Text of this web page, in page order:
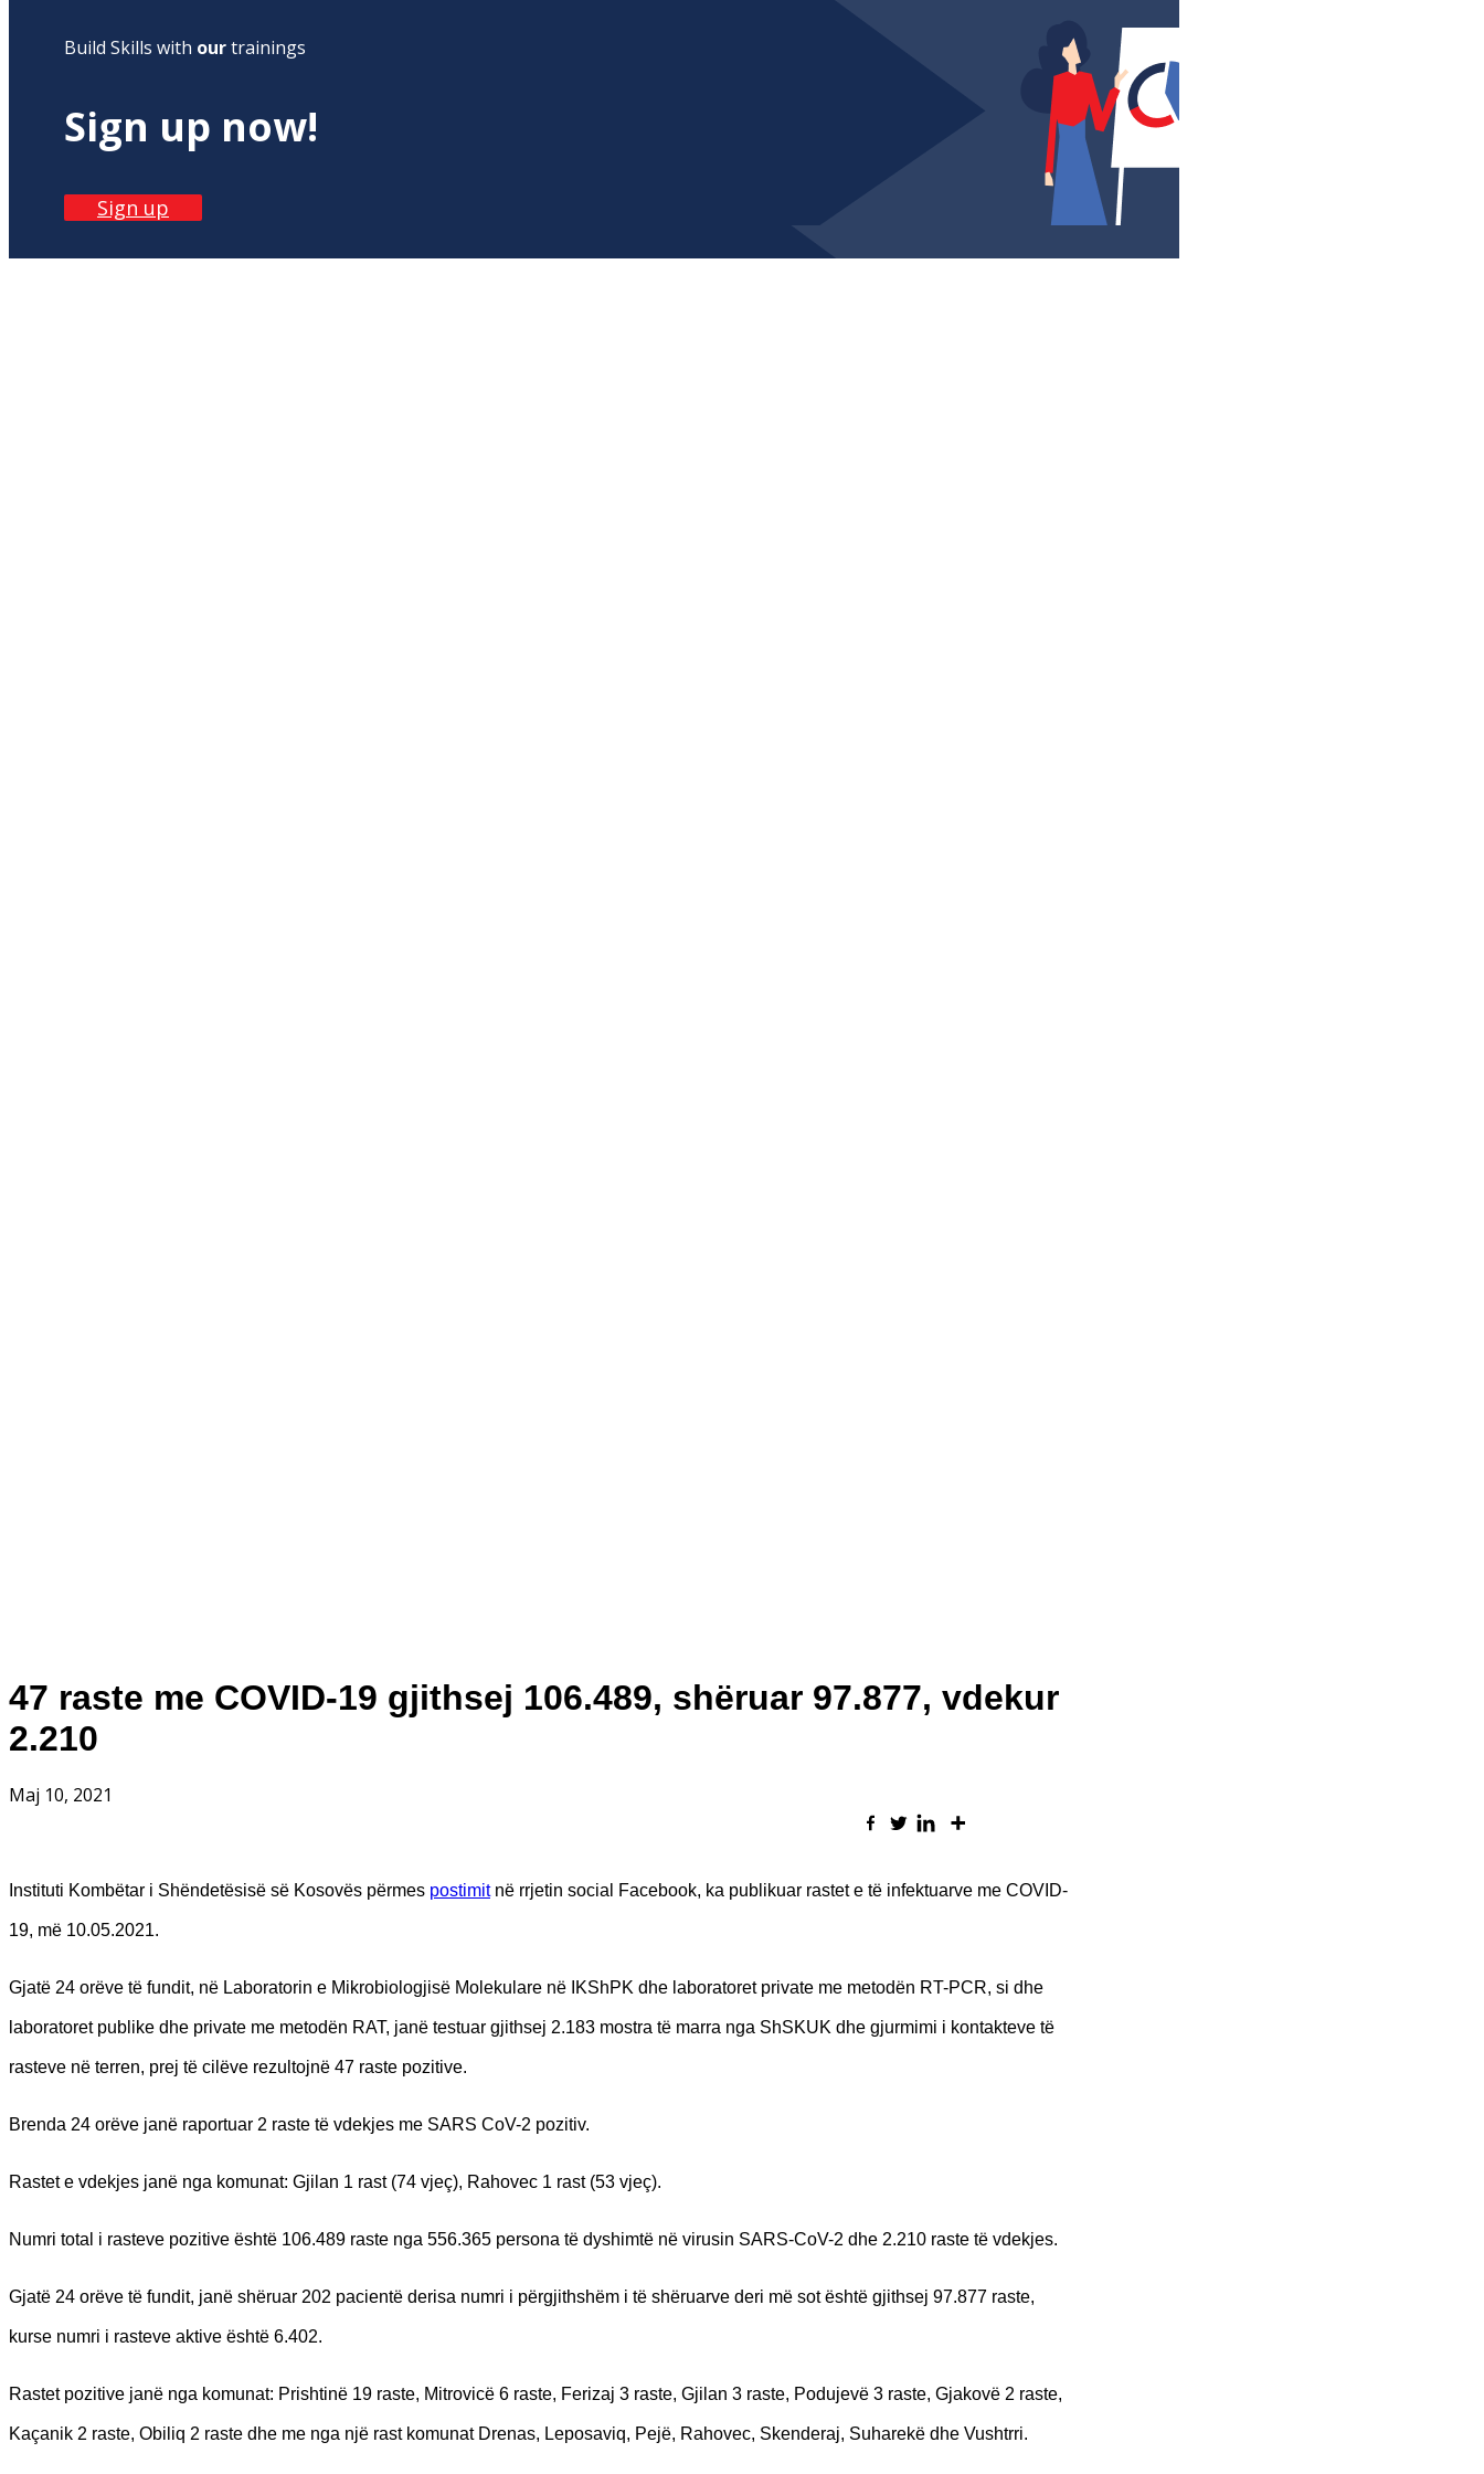
Build Skills with ourtrainings
Sign up now!
Sign up
47 raste me COVID-19 gjithsej 106.489, shëruar 97.877, vdekur
2.210
Maj 10, 2021
Instituti Kombëtar i Shëndetësisë së Kosovës përmes postimitnë rrjetin social Facebook, ka publikuar rastet e të infektuarve me COVID-
19, më 10.05.2021.
Gjatë 24 orëve të fundit, në Laboratorin e Mikrobiologjisë Molekulare në IKShPK dhe laboratoret private me metodën RT-PCR, si dhe
laboratoret publike dhe private me metodën RAT, janë testuar gjithsej 2.183 mostra të marra nga ShSKUK dhe gjurmimi i kontakteve të
rasteve në terren, prej të cilëve rezultojnë 47 raste pozitive.
Brenda 24 orëve janë raportuar 2 raste të vdekjes me SARS CoV-2 pozitiv.
Rastet e vdekjes janë nga komunat: Gjilan 1 rast (74 vjeç), Rahovec 1 rast (53 vjeç).
Numri total i rasteve pozitive është 106.489 raste nga 556.365 persona të dyshimtë në virusin SARS-CoV-2 dhe 2.210 raste të vdekjes.
Gjatë 24 orëve të fundit, janë shëruar 202 pacientë derisa numri i përgjithshëm i të shëruarve deri më sot është gjithsej 97.877 raste,
kurse numri i rasteve aktive është 6.402.
Rastet pozitive janë nga komunat: Prishtinë 19 raste, Mitrovicë 6 raste, Ferizaj 3 raste, Gjilan 3 raste, Podujevë 3 raste, Gjakovë 2 raste,
Kaçanik 2 raste, Obiliq 2 raste dhe me nga një rast komunat Drenas, Leposaviq, Pejë, Rahovec, Skenderaj, Suharekë dhe Vushtrri.